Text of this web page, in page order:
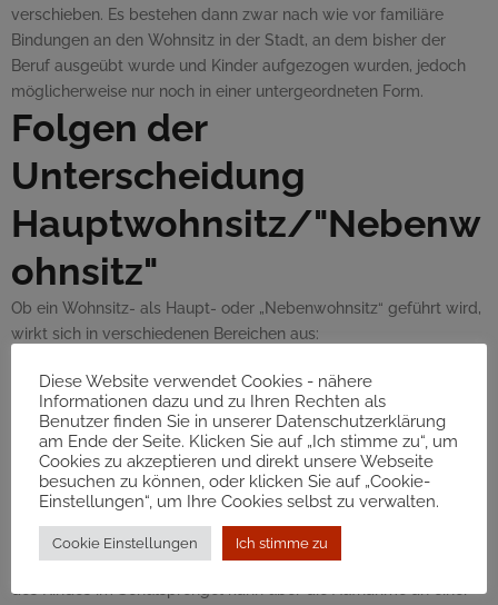
verschieben. Es bestehen dann zwar nach wie vor familiäre
Bindungen an den Wohnsitz in der Stadt, an dem bisher der
Beruf ausgeübt wurde und Kinder aufgezogen wurden, jedoch
möglicherweise nur noch in einer untergeordneten Form.
Folgen der
Unterscheidung
Hauptwohnsitz/"Nebenw
ohnsitz"
Ob ein Wohnsitz- als Haupt- oder „Nebenwohnsitz“ geführt wird,
wirkt sich in verschiedenen Bereichen aus:
hängt die Wahlberechtigung davon ab, dass die betroffene
Person im jeweiligen Bundesland mitHauptwohnsitz
angemeldet ist. Bei Europawahlen sind Bürgerinnen/Bürger aus
anderenEU-Ländern mit Hauptwohnsitz in Österreich vor Ort
wahlberechtigt. Weitere Informationen zum Wahlrechtund zur
aktiven Wahlberechtigung bei Europawahlenfinden sich auf
oesterreich.gv.at.
Besuch von Schulen und Kindergärten:der Hauptwohnsitz
des Kindes im Schulsprengel kann über die Aufnahme an einer
Diese Website verwendet Cookies - nähere
Informationen dazu und zu Ihren Rechten als
Benutzer finden Sie in unserer Datenschutzerklärung
am Ende der Seite. Klicken Sie auf „Ich stimme zu“, um
Cookies zu akzeptieren und direkt unsere Webseite
besuchen zu können, oder klicken Sie auf „Cookie-
Einstellungen“, um Ihre Cookies selbst zu verwalten.
Cookie Einstellungen Ich stimme zu